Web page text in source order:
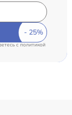
c политикой